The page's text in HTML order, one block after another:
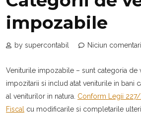
impozabile
by supercontabil Niciun
Veniturile impozabile – sunt categoria de
impozitarii si includ atat veniturile in bani
al veniturilor in natura. Conform Legii
Fiscal
cu modificarile si completarile